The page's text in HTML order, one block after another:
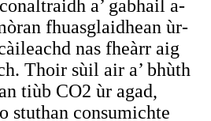
a’ gabhail a-
fhuasglaidhean ùr-
nas fheàrr aig
Thoir sùil air a’ bhùth
tiùb CO2 ùr agad,
stuthan consumichte